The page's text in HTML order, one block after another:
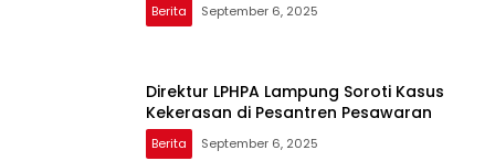
Berita September 6, 2025
Direktur LPHPA Lampung Soroti Kasus
Kekerasan di Pesantren Pesawaran
Berita September 6, 2025